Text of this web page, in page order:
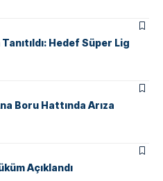
Hedef Süper Lig
Boru Hattında Arıza
Açıklandı